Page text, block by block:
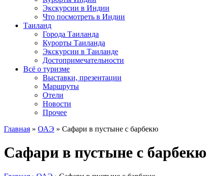
Экскурсии в Индии
Что посмотреть в Индии
Таиланд
Города Таиланда
Курорты Таиланда
Экскурсии в Таиланде
Достопримечательности
Всё о туризме
Выставки, презентации
Маршруты
Отели
Новости
Прочее
Главная » ОАЭ » Сафари в пустыне с барбекю
Сафари в пустыне с барбекю